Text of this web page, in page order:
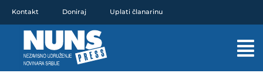
sadržaj
Kontakt Doniraj Uplati članarinu